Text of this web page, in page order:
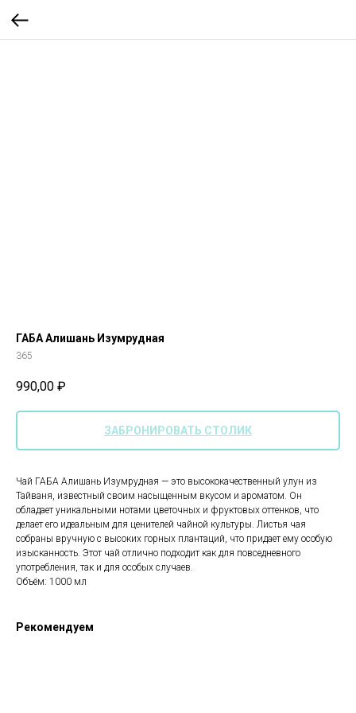
ГАБА Алишань Изумрудная
365
990,00 ₽
ЗАБРОНИРОВАТЬ СТОЛИК
Чай ГАБА Алишань Изумрудная — это высококачественный улун из
Тайваня, известный своим насыщенным вкусом и ароматом. Он
обладает уникальными нотами цветочных и фруктовых оттенков, что
делает его идеальным для ценителей чайной культуры. Листья чая
собраны вручную с высоких горных плантаций, что придает ему особую
изысканность. Этот чай отлично подходит как для повседневного
употребления, так и для особых случаев.
Объём: 1000 мл
Рекомендуем